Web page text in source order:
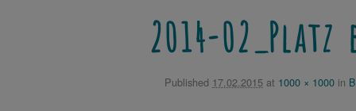
2014-02_Platz
Published 17.02.2015 at 1000 × 1000 in